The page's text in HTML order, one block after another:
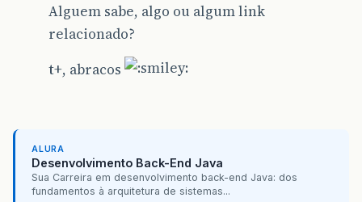
Alguem sabe, algo ou algum link
relacionado?
t+, abracos
ALURA
Desenvolvimento Back-End Java
Sua Carreira em desenvolvimento back-end Java: dos
fundamentos à arquitetura de sistemas...